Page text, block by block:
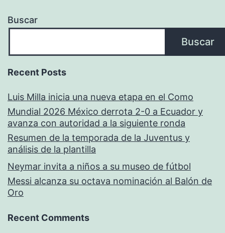
Buscar
Buscar
Recent Posts
Luis Milla inicia una nueva etapa en el Como
Mundial 2026 México derrota 2-0 a Ecuador y
avanza con autoridad a la siguiente ronda
Resumen de la temporada de la Juventus y
análisis de la plantilla
Neymar invita a niños a su museo de fútbol
Messi alcanza su octava nominación al Balón de
Oro
Recent Comments